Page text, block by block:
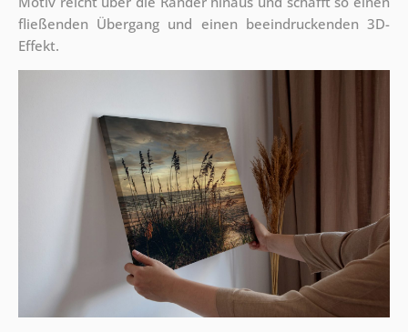
fließenden Übergang und einen beeindruckenden 3D-
Effekt.